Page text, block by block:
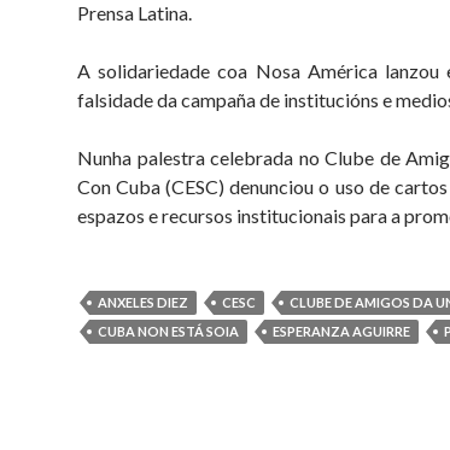
Prensa Latina.
A solidariedade coa Nosa América lanzou
falsidade da campaña de institucións e
Nunha palestra celebrada no Clube de
Con Cuba (CESC) denunciou o uso de
espazos e recursos institucionais para a
ANXELES DIEZ CESC CLUBE DE AMIGOS DA
CUBA NON ESTÁ SOIA
ESPERANZA AGUIRRE